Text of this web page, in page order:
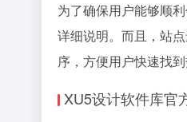
为了确保用户能够顺
详细说明。而且，站
序，方便用户快速找到
XU5设计软件库官